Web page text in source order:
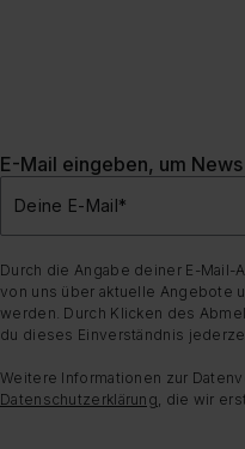
E-Mail eingeben, um
Deine E-Mail*
Durch die Angabe deiner E-Mail-
von uns über aktuelle Angebote
werden. Durch Klicken des
du dieses Einverständnis
Weitere Informationen zur
Datenschutzerklärung , die wir